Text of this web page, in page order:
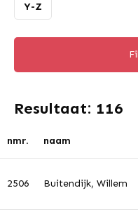
Y-Z
Resultaat: 116
nmr. naam
2506 Buitendijk, Willem